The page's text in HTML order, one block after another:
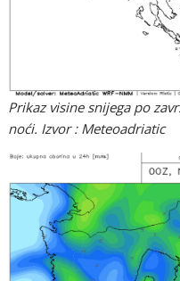
Prikaz visine snijega po
noći. Izvor : Meteoadriatic